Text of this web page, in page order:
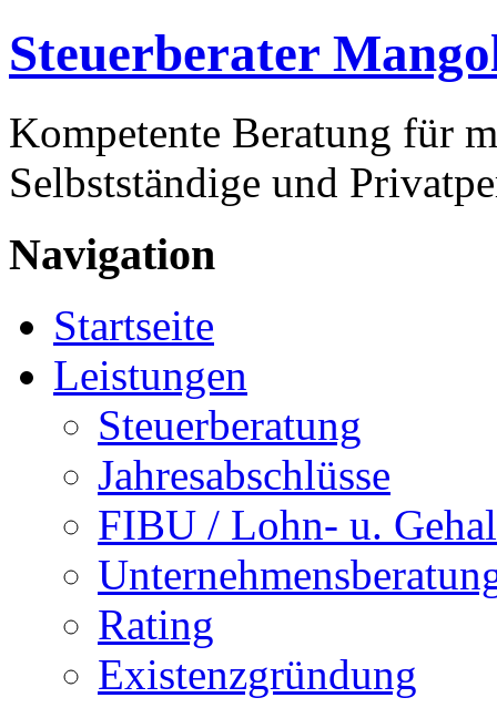
Steuerberater
Kompetente Beratung für
Selbstständige und
Navigation
Startseite
Leistungen
Steuerberatung
Jahresabschlüsse
FIBU / Lohn- u.
Rating
Existenzgründung